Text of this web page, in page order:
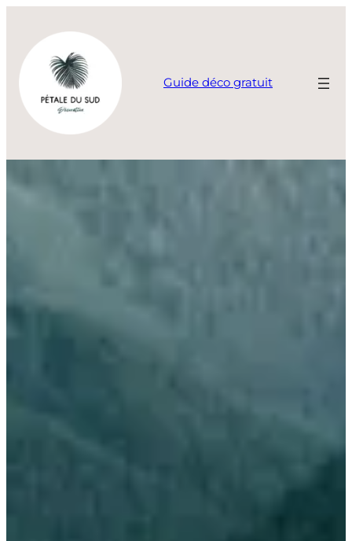
contenu
Guide déco gratuit